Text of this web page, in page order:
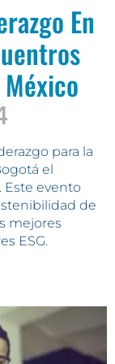
En
para la
el
Este evento
de
mejores
ESG.